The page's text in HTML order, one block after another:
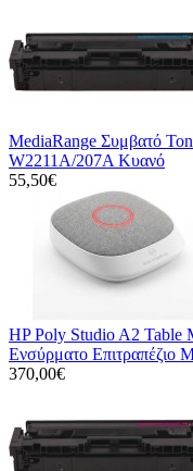
MediaRange Συμβατό
W2211A/207A Κυανό
55,50€
HP Poly Studio A2
Ενσύρματο Επιτραπέζιο
370,00€